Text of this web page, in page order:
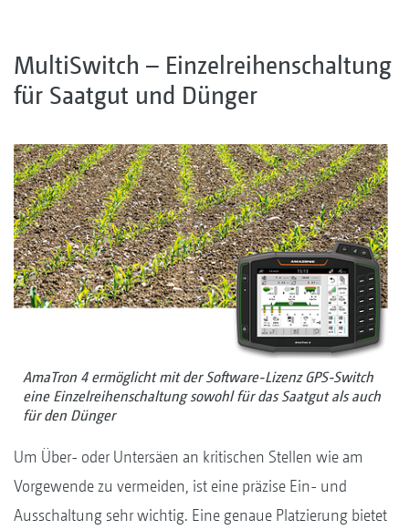
MultiSwitch – Einzelreihenschaltung
für Saatgut und Dünger
AmaTron 4 ermöglicht mit der Software-Lizenz GPS-Switch
eine Einzelreihenschaltung sowohl für das Saatgut als auch
für den Dünger
Um Über- oder Untersäen an kritischen Stellen wie am
Vorgewende zu vermeiden, ist eine präzise Ein- und
Ausschaltung sehr wichtig. Eine genaue Platzierung bietet